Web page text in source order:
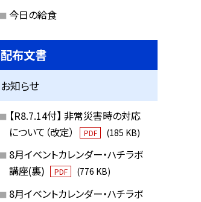
今日の給食
配布文書
お知らせ
【R8.7.14付】 非常災害時の対応
について（改定）
PDF (185 KB)
8月イベントカレンダー・ハチラボ
講座(裏)
PDF (776 KB)
8月イベントカレンダー・ハチラボ